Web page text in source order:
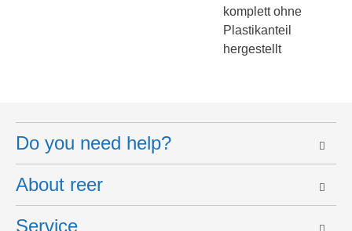
komplett ohne
Plastikanteil
hergestellt
Do you need help?
About reer
Service